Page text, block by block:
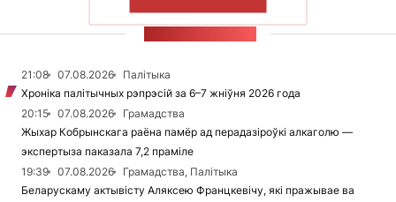
21:08 07.08.2026
Палітыка
Хроніка палітычных рэпрэсій за 6–7 жніўня 2026 года
20:15
07.08.2026
Грамадства
Жыхар Кобрынскага раёна памёр ад перадазіроўкі алкаголю —
экспертыза паказала 7,2 праміле
19:39
07.08.2026
Грамадства, Палітыка
Беларускаму актывісту Аляксею Францкевічу, які пражывае ва